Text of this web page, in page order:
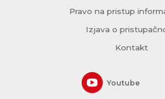
Pravo na pristup
Izjava o
Kontakt
Youtube